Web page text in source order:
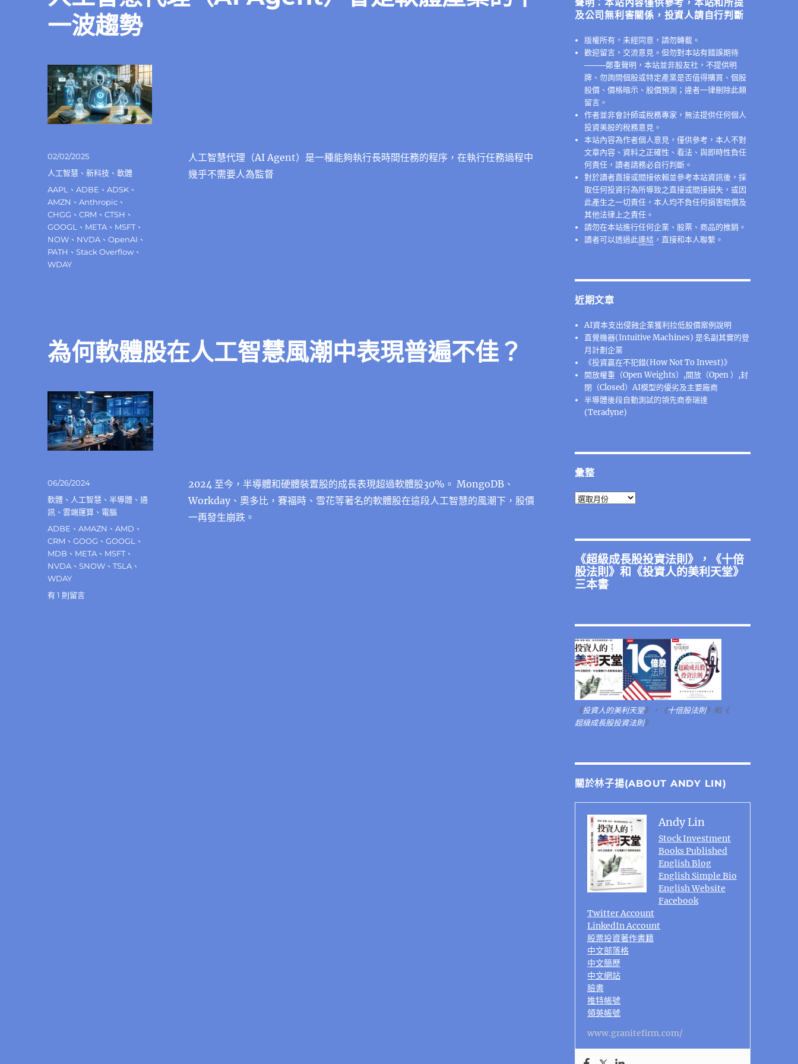
一波趨勢
人工智慧代理（AI Agent）是一種能夠執行長時間任務的程序，在執行任務過程中
幾乎不需要人為監督
發
佈
期:
02/02/2025
分
人工智慧 、新科技 、軟體
標
籤
AAPL 、ADBE 、ADSK 、
AMZN 、Anthropic 、
CHGG 、CRM 、CTSH 、
GOOGL
、 META 、 MSFT、
NOW 、 NVDA 、OpenAI 、
PATH 、Stack Overflow 、
WDAY
為何軟體股在人工智慧風潮中表現普遍不佳？
2024 至今，半導體和硬體裝置股的成長表現超過軟體股30%。 MongoDB、
Workday、奧多比，賽福時、雪花等著名的軟體股在這段人工智慧的風潮下，股價
一再發生崩跌。
發
佈
日
06/26/2024
分
類
軟體 、 人工智慧 、半導體 、通
訊 、雲端運算 、 電腦
標
籤
ADBE 、AMAZN 、AMD 、
CRM 、GOOG 、GOOGL
、
MDB 、 META 、 MSFT、
NVDA 、SNOW 、TSLA 、
WDAY
在
有 1 則留言
聲明：本站內容僅供參考，本站和所提
及公司無利害關係，投資人請自行判斷
版權所有，未經同意，請勿轉載。
歡迎留言，交流意見。但勿對本站有錯誤期待
────鄭重聲明，本站並非股友社，不提供明
牌、勿詢問個股或特定產業是否值得購買、個股
股價、價格暗示、股價預測；違者一律刪除此類
留言。
作者並非會計師或稅務專家，無法提供任何個人
投資美股的稅務意見。
本站內容為作者個人意見，僅供參考，本人不對
文章內容、資料之正確性、看法、與即時性負任
何責任，讀者請務必自行判斷。
對於讀者直接或間接依賴並參考本站資訊後，採
取任何投資行為所導致之直接或間接損失，或因
此產生之一切責任，本人均不負任何損害賠償及
其他法律上之責任。
請勿在本站進行任何企業、股票、商品的推銷。
讀者可以透過此連結 ，直接和本人聯繫。
近期文章
AI資本支出侵蝕企業獲利拉低股價案例說明
直覺機器(Intuitive Machines) 是名副其實的登
月計劃企業
《投資贏在不犯錯(How Not To Invest)》
開放權重（Open Weights）,開放（Open ）,封
閉（Closed）AI模型的優劣及主要廠商
半導體後段⾃動測試的領先商泰瑞達
(Teradyne)
彙整
彙
《超級成長股投資法則》，《十倍
股法則》和《投資人的美利天堂》
三本書
《投資人的美利天堂》，《十倍股法則》和《
超級成長股投資法則》
關於林子揚(ABOUT ANDY LIN)
Andy Lin
Stock Investment
Books Published
English Blog
English Simple Bio
English Website
Facebook
Twitter Account
LinkedIn Account
股票投資著作書籍
中文部落格
中文簡歷
中文網站
臉書
推特帳號
領英帳號
www.granitefirm.com/